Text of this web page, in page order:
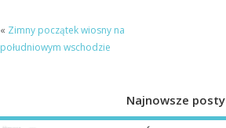
« Zimny początek wiosny na
południowym wschodzie
Najnowsze posty